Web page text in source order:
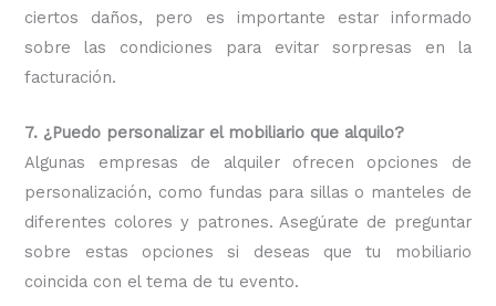
ciertos daños, pero es importante estar informado
sobre las condiciones para evitar sorpresas en la
facturación.
7. ¿Puedo personalizar el mobiliario que alquilo?
Algunas empresas de alquiler ofrecen opciones de
personalización, como fundas para sillas o manteles de
diferentes colores y patrones. Asegúrate de preguntar
sobre estas opciones si deseas que tu mobiliario
coincida con el tema de tu evento.